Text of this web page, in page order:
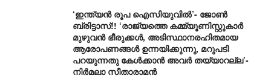
‘ഇന്ത്യൻ രൂപ ഐസിയുവിൽ’- ജോൺ
ബ്രിട്ടാസ്!! ‘രാജ്യത്തെ കമ്മ്യൂണിസ്റ്റുകാർ
മുഴുവൻ ഭീരുക്കൾ, അടിസ്ഥാനരഹിതമായ
ആരോപണങ്ങൾ ഉന്നയിക്കുന്നു, മറുപടി
പറയുന്നതു കേൾക്കാൻ അവർ തയ്യാറല്ല’-
നിർമലാ സീതാരാമൻ